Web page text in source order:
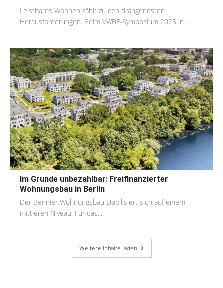
Leistbares Wohnen zählt zu den drängendsten
Herausforderungen. Beim VWBF-Symposium 2025 in...
Im Grunde unbezahlbar: Freifinanzierter
Wohnungsbau in Berlin
Der Berliner Wohnungsbau stabilisiert sich auf einem
mittleren Niveau. Für das...
Weitere Inhalte laden